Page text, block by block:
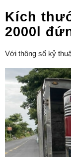
Kích
2000l
Với thông số kỷ